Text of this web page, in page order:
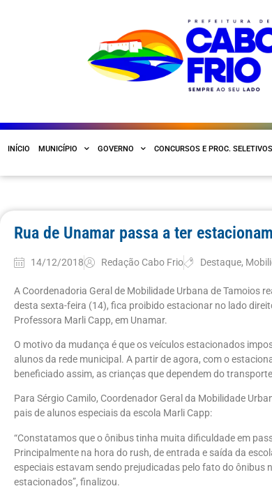
INÍCIO MUNICÍPIO GOVERNO CONCURSOS E PROC. SELETIVOS
Rua de Unamar passa a ter
14/12/2018 Redação Cabo Frio Destaque,
A Coordenadoria Geral de Mobilidade Urbana de Tamoios
desta sexta-feira (14), fica proibido estacionar no lado
Professora Marli Capp, em Unamar.
O motivo da mudança é que os veículos estacionados
alunos da rede municipal. A partir de agora, com o
beneficiado assim, as crianças que dependem do
Para Sérgio Camilo, Coordenador Geral da Mobilidade
pais de alunos especiais da escola Marli Capp:
“Constatamos que o ônibus tinha muita dificuldade em
Principalmente na hora do rush, de entrada e saída da
especiais estavam sendo prejudicadas pelo fato do
estacionados”, finalizou.